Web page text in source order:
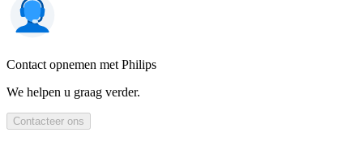
Contact opnemen met Philips
We helpen u graag verder.
Contacteer ons